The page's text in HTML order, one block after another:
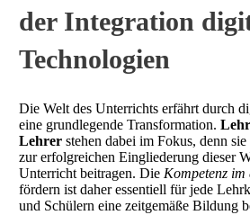
der Integration
Technologien
Die Welt des Unterrichts erfährt durch
eine grundlegende Transformation.
Lehrer stehen dabei im Fokus, denn
zur erfolgreichen Eingliederung dieser
Unterricht beitragen. Die Kompetenz
fördern ist daher essentiell für jede
und Schülern eine zeitgemäße Bildung